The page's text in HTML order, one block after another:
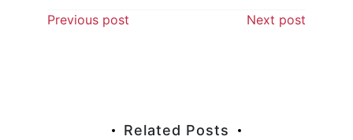
Beitragsnavigation
Previous post Next post
Related Posts